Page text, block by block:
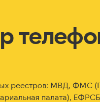
реестров: МВД, ФМС
палата),